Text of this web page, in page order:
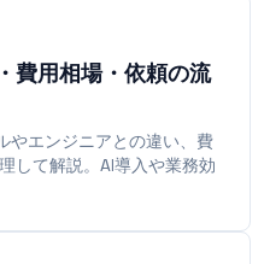
費用相場・依頼の流
やエンジニアとの違い、費
して解説。AI導入や業務効